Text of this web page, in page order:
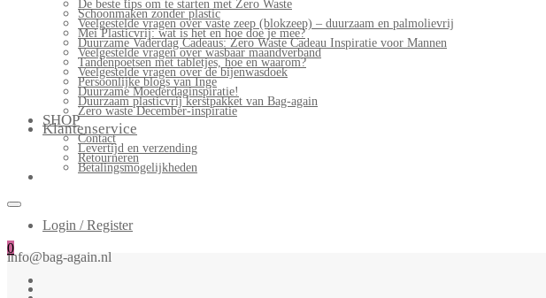
De beste tips om te starten met Zero Waste
Schoonmaken zonder plastic
Veelgestelde vragen over vaste zeep (blokzeep) – duurzaam en palmolievrij
Mei Plasticvrij: wat is het en hoe doe je mee?
Duurzame Vaderdag Cadeaus: Zero Waste Cadeau Inspiratie voor Mannen
Veelgestelde vragen over wasbaar maandverband
Tandenpoetsen met tabletjes, hoe en waarom?
Veelgestelde vragen over de bijenwasdoek
Persoonlijke blogs van Inge
Duurzame Moederdaginspiratie!
Duurzaam plasticvrij kerstpakket van Bag-again
Zero waste December-inspiratie
SHOP
Klantenservice
Contact
Levertijd en verzending
Retourneren
Betalingsmogelijkheden
Login / Register
0
info@bag-again.nl